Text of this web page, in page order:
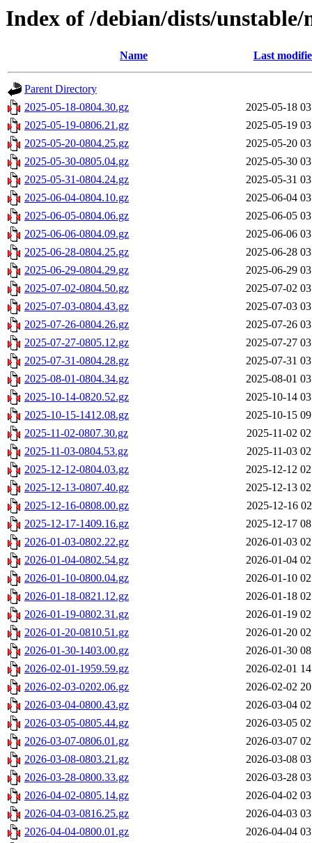
Index of /debian/dists/
Name Last
Parent Directory
2025-05-18-0804.30.gz
2025-05-18
2025-05-19-0806.21.gz
2025-05-19
2025-05-20-0804.25.gz
2025-05-20
2025-05-30-0805.04.gz
2025-05-30
2025-05-31-0804.24.gz
2025-05-31
2025-06-04-0804.10.gz
2025-06-04
2025-06-05-0804.06.gz
2025-06-05
2025-06-06-0804.09.gz
2025-06-06
2025-06-28-0804.25.gz
2025-06-28
2025-06-29-0804.29.gz
2025-06-29
2025-07-02-0804.50.gz
2025-07-02
2025-07-03-0804.43.gz
2025-07-03
2025-07-26-0804.26.gz
2025-07-26
2025-07-27-0805.12.gz
2025-07-27
2025-07-31-0804.28.gz
2025-07-31
2025-08-01-0804.34.gz
2025-08-01
2025-10-14-0820.52.gz
2025-10-14
2025-10-15-1412.08.gz
2025-10-15
2025-11-02-0807.30.gz
2025-11-02
2025-11-03-0804.53.gz
2025-11-03
2025-12-12-0804.03.gz
2025-12-12
2025-12-13-0807.40.gz
2025-12-13
2025-12-16-0808.00.gz
2025-12-16
2025-12-17-1409.16.gz
2025-12-17
2026-01-03-0802.22.gz
2026-01-03
2026-01-04-0802.54.gz
2026-01-04
2026-01-10-0800.04.gz
2026-01-10
2026-01-18-0821.12.gz
2026-01-18
2026-01-19-0802.31.gz
2026-01-19
2026-01-20-0810.51.gz
2026-01-20
2026-01-30-1403.00.gz
2026-01-30
2026-02-01-1959.59.gz
2026-02-01
2026-02-03-0202.06.gz
2026-02-02
2026-03-04-0800.43.gz
2026-03-04
2026-03-05-0805.44.gz
2026-03-05
2026-03-07-0806.01.gz
2026-03-07
2026-03-08-0803.21.gz
2026-03-08
2026-03-28-0800.33.gz
2026-03-28
2026-04-02-0805.14.gz
2026-04-02
2026-04-03-0816.25.gz
2026-04-03
2026-04-04-0800.01.gz
2026-04-04